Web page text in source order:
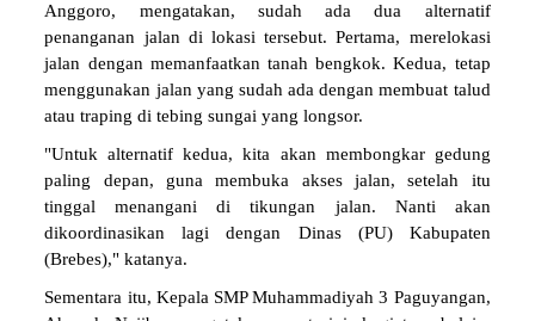
Anggoro, mengatakan, sudah ada dua alternatif
penanganan jalan di lokasi tersebut. Pertama, merelokasi
jalan dengan memanfaatkan tanah bengkok. Kedua, tetap
menggunakan jalan yang sudah ada dengan membuat talud
atau traping di tebing sungai yang longsor.
"Untuk alternatif kedua, kita akan membongkar gedung
paling depan, guna membuka akses jalan, setelah itu
tinggal menangani di tikungan jalan. Nanti akan
dikoordinasikan lagi dengan Dinas (PU) Kabupaten
(Brebes)," katanya.
Sementara itu, Kepala SMP Muhammadiyah 3 Paguyangan,